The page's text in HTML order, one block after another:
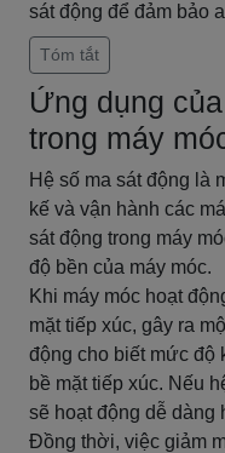
sát động để đảm bảo
Tóm tắt
Ứng dụng
trong máy
Hệ số ma sát động là
kế và vận hành các
sát động trong máy
độ bền của máy móc.
Khi máy móc hoạt
mặt tiếp xúc, gây ra
động cho biết mức độ
bề mặt tiếp xúc. Nếu
sẽ hoạt động dễ dàng
Đồng thời, việc giảm